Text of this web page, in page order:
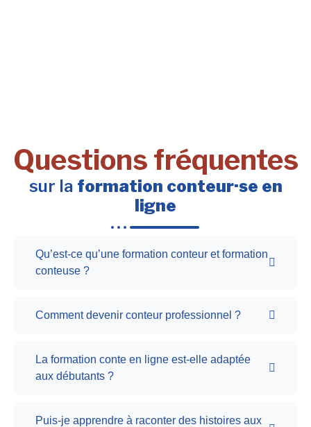
Questions fréquentes
sur la formation conteur·se en
ligne
Qu’est-ce qu’une formation conteur et formation
conteuse ?
Comment devenir conteur professionnel ?
La formation conte en ligne est-elle adaptée
aux débutants ?
Puis-je apprendre à raconter des histoires aux